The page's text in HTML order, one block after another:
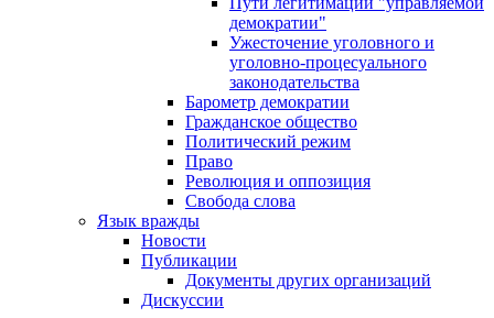
демократии"
Ужесточение уголовного и
уголовно-процесуального
законодательства
Барометр демократии
Гражданское общество
Политический режим
Право
Революция и оппозиция
Свобода слова
Язык вражды
Новости
Публикации
Документы других организаций
Дискуссии